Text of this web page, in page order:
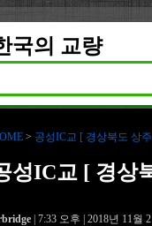
국의 교량
> 공성IC교 [ 경상북도 상
성IC교 [ 경상
| 7:33 오후 | 2018년 11월